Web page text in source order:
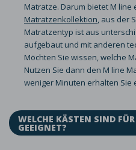
Matratze. Darum bietet M line
Matratzenkollektion, aus der
Matratzentyp ist aus
aufgebaut und mit anderen
Möchten Sie wissen, welche
Nutzen Sie dann den M line
weniger Minuten erhalten Sie
WELCHE KÄSTEN SIND
GEEIGNET?